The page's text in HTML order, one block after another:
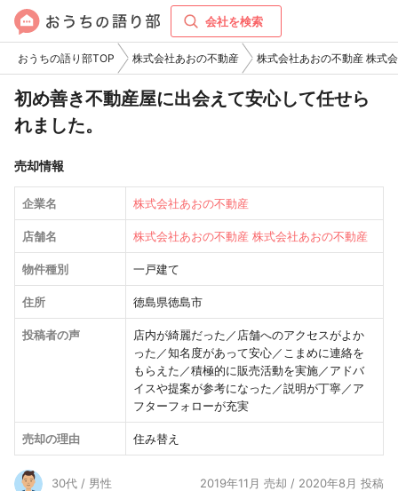
会社を検索
おうちの語り部TOP 株式会社あおの不動産 株式会社あおの不動産 株式
初め善き不動産屋に出会えて安心して任せら
れました。
売却情報
企業名 株式会社あおの不動産
店舗名 株式会社あおの不動産 株式会社あおの不動産
物件種別 一戸建て
住所 徳島県徳島市
投稿者の声
店内が綺麗だった／店舗へのアクセスがよか
った／知名度があって安心／こまめに連絡を
もらえた／積極的に販売活動を実施／アドバ
イスや提案が参考になった／説明が丁寧／ア
フターフォローが充実
売却の理由 住み替え
30代 / 男性 2019年11月 売却 / 2020年8月 投稿